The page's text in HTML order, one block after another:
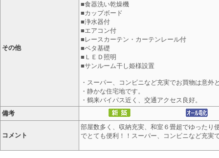
その他
■食器洗い乾燥機
■カップボード
■浄水器付
■エアコン付
■レースカーテン・カーテンレール付
■ベタ基礎
■ＬＥＤ照明
■サンルーム干し姫様設置
・スーパー、コンビニなど充実でお買物は意外
・静かな住宅地です。
・鶴来バイパス近く、交通アクセス良好。
備考
コメント
部屋数多く、収納充実、和室６畳超でゆったり
でとても便利！！スーパー、コンビニなど充実